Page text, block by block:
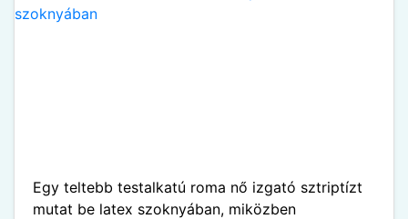
Egy teltebb testalkatú roma nő izgató sztriptízt
mutat be latex szoknyában, miközben